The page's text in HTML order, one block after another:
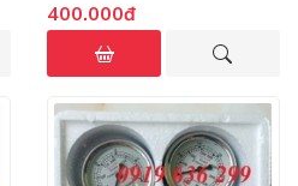
400.000đ